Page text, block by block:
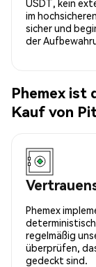
USDT, kein
im
sicher und
der
Phemex ist
Kauf von
Phemex
regelmäßig
überprüfen,
gedeckt sind.